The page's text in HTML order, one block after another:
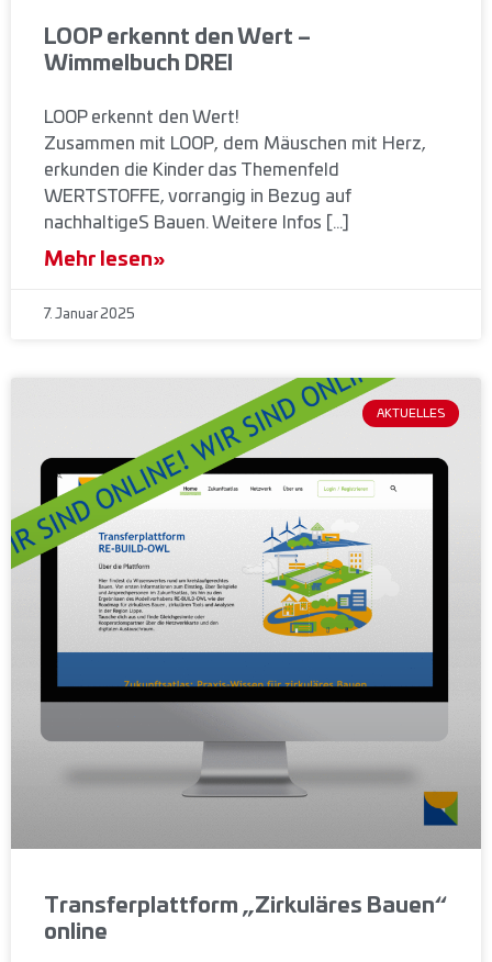
LOOP erkennt den Wert –
Wimmelbuch DREI
LOOP erkennt den Wert!
Zusammen mit LOOP, dem Mäuschen mit Herz,
erkunden die Kinder das Themenfeld
WERTSTOFFE, vorrangig in Bezug auf
nachhaltigeS Bauen. Weitere Infos […]
Mehr lesen»
7. Januar 2025
AKTUELLES
Transferplattform „Zirkuläres Bauen“
online